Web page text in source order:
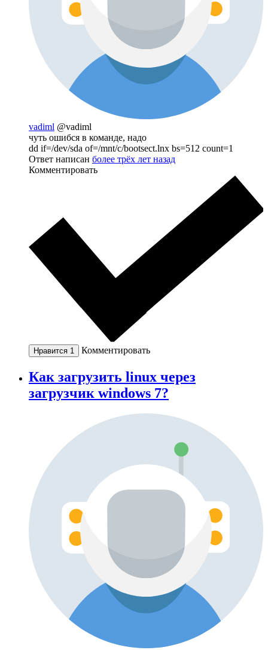
vadiml @vadiml
чуть ошибся в команде, надо
dd if=/dev/sda of=/mnt/c/bootsect.lnx bs=512 count=1
Ответ написан более трёх лет назад
Комментировать
Нравится 1 Комментировать
Как загрузить linux через
загрузчик windows 7?